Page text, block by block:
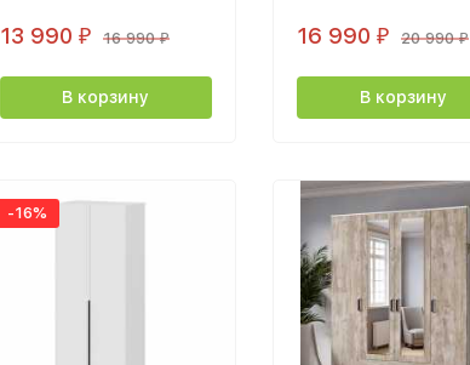
13 990 ₽ 16 990₽
В корзину
16 990 ₽ 20 990₽
В корзину
-16%